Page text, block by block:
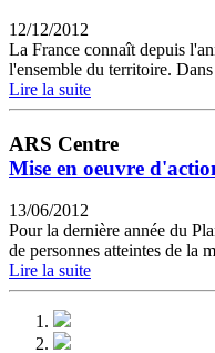
12/12/2012
La France connaît depuis
l'ensemble du territoire. Dans
Lire la suite
ARS Centre
Mise en oeuvre
13/06/2012
Pour la dernière année du
de personnes atteintes de la
Lire la suite